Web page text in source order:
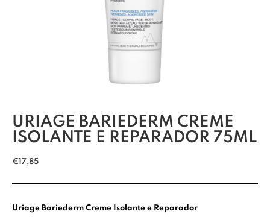
URIAGE BARIEDERM CREME
ISOLANTE E REPARADOR 75ML
€17,85
Uriage Bariederm Creme Isolante e Reparador